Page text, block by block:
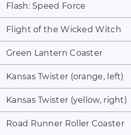
Flash: Speed Force
Flight of the Wicked Witch
Green Lantern Coaster
Kansas Twister (orange, left)
Kansas Twister (yellow, right)
Road Runner Roller Coaster